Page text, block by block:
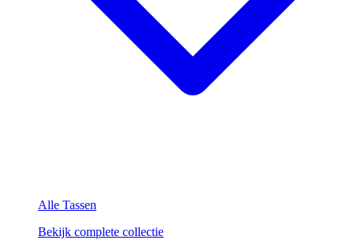
Alle Tassen
Bekijk complete collectie